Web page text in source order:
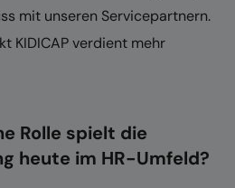
mit unseren Servicepartnern.
KIDICAP verdient mehr
Rolle spielt die
heute im HR-Umfeld?